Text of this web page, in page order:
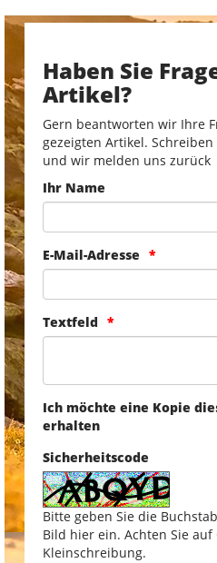
Haben Sie
Artikel?
Gern beantworten wir Ihre
gezeigten Artikel.
und wir melden uns zurück
Ihr Name
E-Mail-Adresse
Textfeld
Ich möchte eine Kopie
erhalten
Sicherheitscode
Bitte geben Sie die
Bild hier ein. Achten Sie auf
Kleinschreibung.